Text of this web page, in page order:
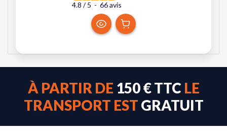
4.8 / 5 - 66avis
À PARTIR DE 150 € TTC LE
TRANSPORT EST GRATUIT